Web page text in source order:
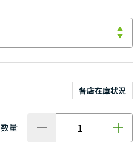
各店在庫状況
数量